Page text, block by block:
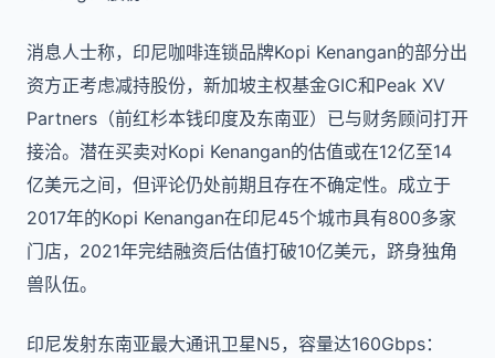
消息人士称，印尼咖啡连锁品牌Kopi Kenangan的部分出
资方正考虑减持股份，新加坡主权基金GIC和Peak XV
Partners（前红杉本钱印度及东南亚）已与财务顾问打开
接洽。潜在买卖对Kopi Kenangan的估值或在12亿至14
亿美元之间，但评论仍处前期且存在不确定性。成立于
2017年的Kopi Kenangan在印尼45个城市具有800多家
门店，2021年完结融资后估值打破10亿美元，跻身独角
兽队伍。
印尼发射东南亚最大通讯卫星N5，容量达160Gbps：